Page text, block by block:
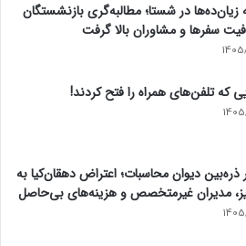
زیان‌ده‌ها در شستا؛ مطالبه‌گری بازنشستگان
سفرها و مشاوران بالا گرفت
که تلفن‌های همراه را فتح کردند!
ذره‌بین دیوان محاسبات؛ اعتراض دهقان‌کیا به
مدیران غیرمتخصص و هزینه‌های بی‌حاصل